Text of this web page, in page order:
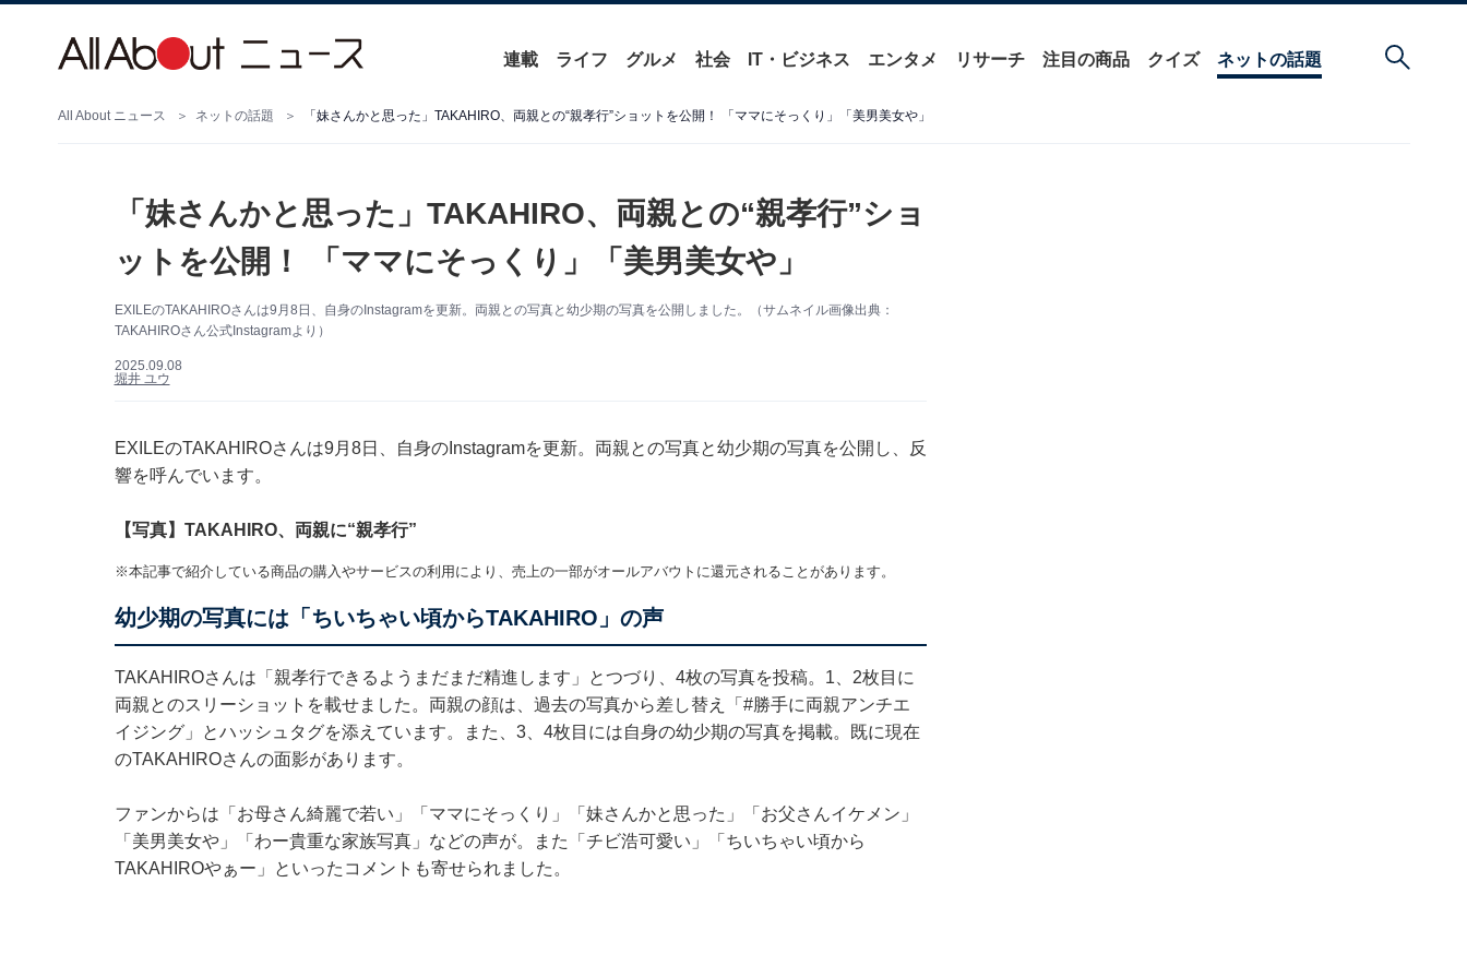
連載 ライフ グルメ 社会 IT・ビジネス エンタメ リサーチ 注目の商品 クイズ ネットの話題
All About ニュース ネットの話題 「妹さんかと思った」TAKAHIRO、両親との“親孝行”ショットを公開！ 「ママにそっくり」「美男美女や」
「妹さんかと思った」TAKAHIRO、両親との“親孝行”ショ
ットを公開！ 「ママにそっくり」「美男美女や」
EXILEのTAKAHIROさんは9月8日、自身のInstagramを更新。両親との写真と幼少期の写真を公開しました。（サムネイル画像出典：
TAKAHIROさん公式Instagramより）
2025.09.08
堀井 ユウ
EXILEのTAKAHIROさんは9月8日、自身のInstagramを更新。両親との写真と幼少期の写真を公開し、反
響を呼んでいます。
【写真】TAKAHIRO、両親に“親孝行”
※本記事で紹介している商品の購入やサービスの利用により、売上の一部がオールアバウトに還元されることがあります。
幼少期の写真には「ちいちゃい頃からTAKAHIRO」の声
TAKAHIROさんは「親孝行できるようまだまだ精進します」とつづり、4枚の写真を投稿。1、2枚目に
両親とのスリーショットを載せました。両親の顔は、過去の写真から差し替え「#勝手に両親アンチエ
イジング」とハッシュタグを添えています。また、3、4枚目には自身の幼少期の写真を掲載。既に現在
のTAKAHIROさんの面影があります。
ファンからは「お母さん綺麗で若い」「ママにそっくり」「妹さんかと思った」「お父さんイケメン」
「美男美女や」「わー貴重な家族写真」などの声が。また「チビ浩可愛い」「ちいちゃい頃から
TAKAHIROやぁー」といったコメントも寄せられました。